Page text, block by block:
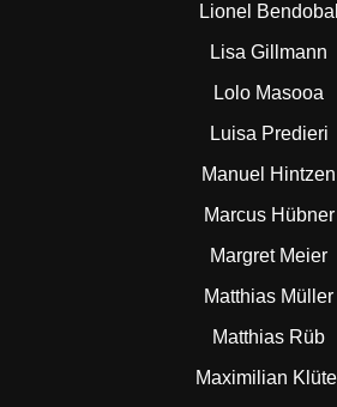
Lionel Bendobal
Lisa Gillmann
Lolo Masooa
Luisa Predieri
Manuel Hintzen
Marcus Hübner
Margret Meier
Matthias Müller
Matthias Rüb
Maximilian